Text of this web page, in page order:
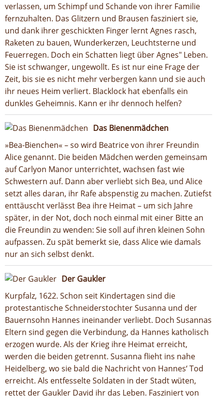
verlassen, um Schimpf und Schande von ihrer Familie
fernzuhalten. Das Glitzern und Brausen fasziniert sie,
und dank ihrer geschickten Finger lernt Agnes rasch,
Raketen zu bauen, Wunderkerzen, Leuchtsterne und
Feuerregen. Doch ein Schatten liegt über Agnes" Leben.
Sie ist schwanger, ungewollt. Es ist nur eine Frage der
Zeit, bis sie es nicht mehr verbergen kann und sie auch
ihr neues Heim verliert. Blacklock hat ebenfalls ein
dunkles Geheimnis. Kann er ihr dennoch helfen?
Das Bienenmädchen
»Bea-Bienchen« – so wird Beatrice von ihrer Freundin
Alice genannt. Die beiden Mädchen werden gemeinsam
auf Carlyon Manor unterrichtet, wachsen fast wie
Schwestern auf. Dann aber verliebt sich Bea, und Alice
setzt alles daran, ihr Rafe abspenstig zu machen. Zutiefst
enttäuscht verlässt Bea ihre Heimat – um sich Jahre
später, in der Not, doch noch einmal mit einer Bitte an
die Freundin zu wenden: Sie soll auf ihren kleinen Sohn
aufpassen. Zu spät bemerkt sie, dass Alice wie damals
nur an sich selbst denkt.
Der Gaukler
Kurpfalz, 1622. Schon seit Kindertagen sind die
protestantische Schneiderstochter Susanna und der
Bauernsohn Hannes ineinander verliebt. Doch Susannas
Eltern sind gegen die Verbindung, da Hannes katholisch
erzogen wurde. Als der Krieg ihre Heimat erreicht,
werden die beiden getrennt. Susanna flieht ins nahe
Heidelberg, wo sie bald die Nachricht von Hannes‘ Tod
erreicht. Als entfesselte Soldaten in der Stadt wüten,
rettet der Gaukler David ihr das Leben. Fasziniert von